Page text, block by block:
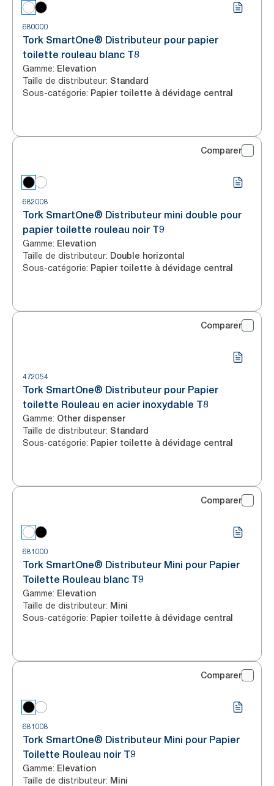
680000
Tork SmartOne® Distributeur pour papier
toilette rouleau blanc T8
Gamme: Elevation
Taille de distributeur: Standard
Sous-catégorie: Papier toilette à dévidage central
Comparer
682008
Tork SmartOne® Distributeur mini double pour
papier toilette rouleau noir T9
Gamme: Elevation
Taille de distributeur: Double horizontal
Sous-catégorie: Papier toilette à dévidage central
Comparer
472054
Tork SmartOne® Distributeur pour Papier
toilette Rouleau en acier inoxydable T8
Gamme: Other dispenser
Taille de distributeur: Standard
Sous-catégorie: Papier toilette à dévidage central
Comparer
681000
Tork SmartOne® Distributeur Mini pour Papier
Toilette Rouleau blanc T9
Gamme: Elevation
Taille de distributeur: Mini
Sous-catégorie: Papier toilette à dévidage central
Comparer
681008
Tork SmartOne® Distributeur Mini pour Papier
Toilette Rouleau noir T9
Gamme: Elevation
Taille de distributeur: Mini